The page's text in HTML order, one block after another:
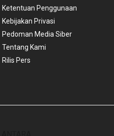
Ketentuan Penggunaan
Kebijakan Privasi
Pedoman Media Siber
Tentang Kami
Rilis Pers